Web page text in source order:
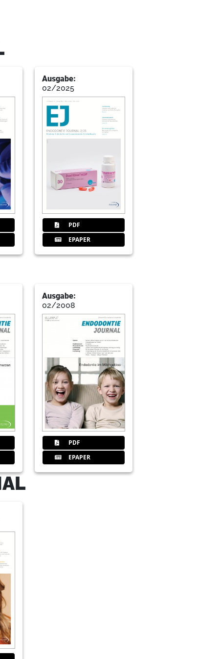
mit offenem Apex
- ein Überblick
Universität Graz (MUG), Österreich
faserverstärktem Komposit
was täglich läuft
der DGZ
der deutschen endodontischen
- “Der Schwerpunkt liegt auf der Praxis”
Trope
Ausgabe:
02/2025
PDF
EPAPER
Ausgabe:
02/2008
PDF
EPAPER